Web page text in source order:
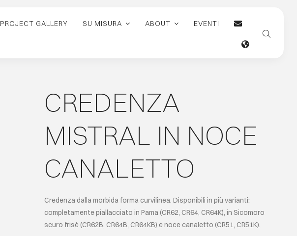
PROJECT GALLERY SU MISURA ABOUT EVENTI
CREDENZA
MISTRAL IN NOCE
CANALETTO
Credenza dalla morbida forma curvilinea. Disponibili in più varianti:
completamente piallacciato in Pama (CR62, CR64, CR64K), in Sicomoro
scuro frisè (CR62B, CR64B, CR64KB) e noce canaletto (CR51, CR51K).